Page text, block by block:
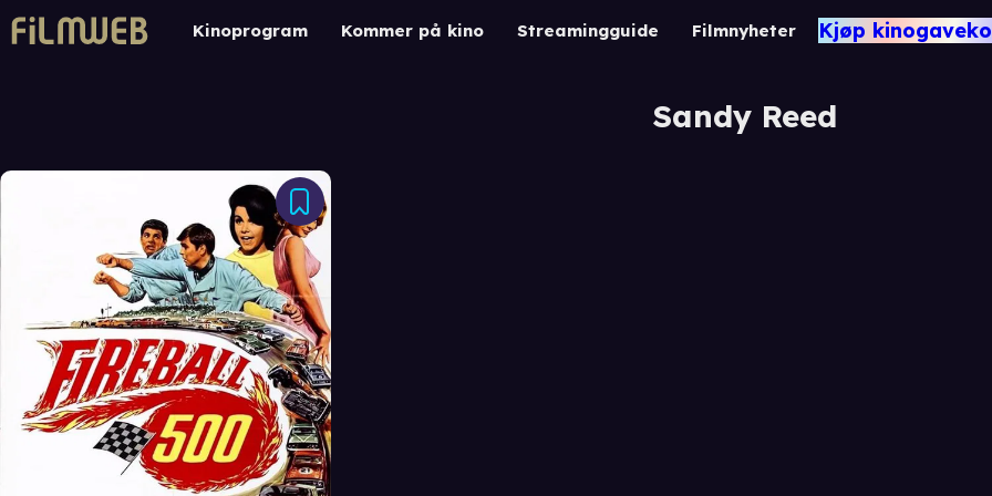
Kinoprogram Kommer på kino Streamingguide Filmnyheter Kjøp
Sandy Reed